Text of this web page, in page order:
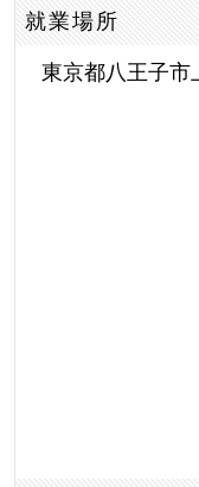
就業場所
東京都八王子市